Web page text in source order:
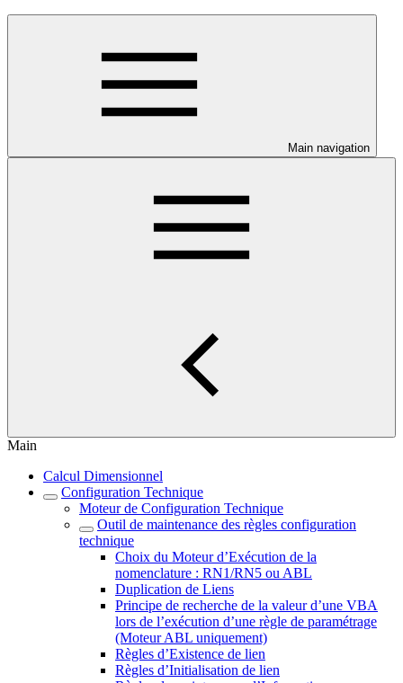
Main navigation
Main
Calcul Dimensionnel
Configuration Technique
Moteur de Configuration Technique
Outil de maintenance des règles configuration
technique
Choix du Moteur d’Exécution de la
nomenclature : RN1/RN5 ou ABL
Duplication de Liens
Principe de recherche de la valeur d’une VBA
lors de l’exécution d’une règle de paramétrage
(Moteur ABL uniquement)
Règles d’Existence de lien
Règles d’Initialisation de lien